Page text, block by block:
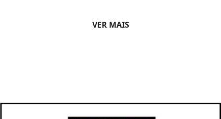
VER MAIS